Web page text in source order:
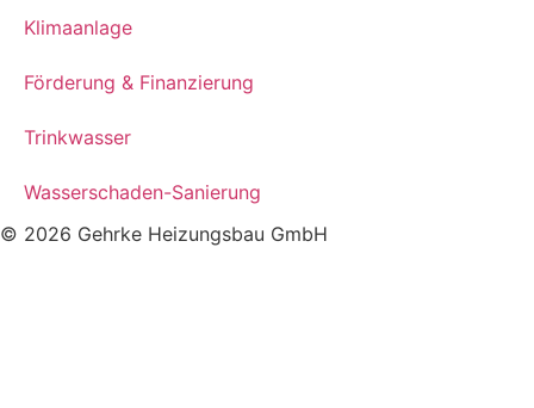
Klimaanlage
Förderung & Finanzierung
Trinkwasser
Wasserschaden-Sanierung
© 2026 Gehrke Heizungsbau GmbH